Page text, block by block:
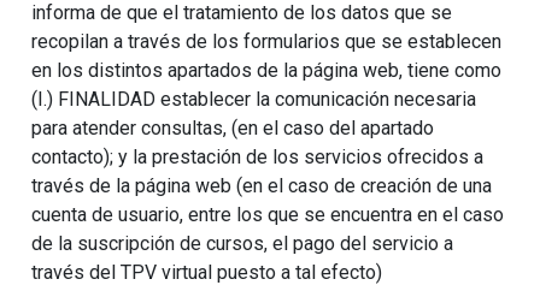
informa de que el tratamiento de los datos que se
recopilan a través de los formularios que se establecen
en los distintos apartados de la página web, tiene como
(I.) FINALIDAD establecer la comunicación necesaria
para atender consultas, (en el caso del apartado
contacto); y la prestación de los servicios ofrecidos a
través de la página web (en el caso de creación de una
cuenta de usuario, entre los que se encuentra en el caso
de la suscripción de cursos, el pago del servicio a
través del TPV virtual puesto a tal efecto)